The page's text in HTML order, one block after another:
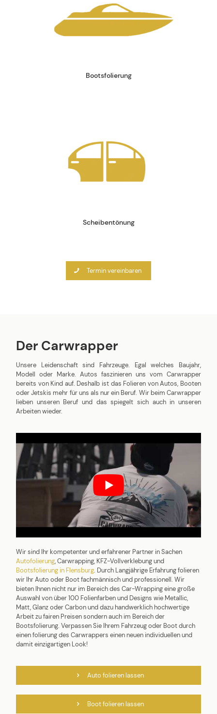
Bootsfolierung
Scheibentönung
Termin vereinbaren
Der Carwrapper
Unsere Leidenschaft sind Fahrzeuge. Egal welches Baujahr,
Modell oder Marke. Autos faszinieren uns vom Carwrapper
bereits von Kind auf. Deshalb ist das Folieren von Autos, Booten
oder Jetskis mehr für uns als nur ein Beruf. Wir beim Carwrapper
lieben unseren Beruf und das spiegelt sich auch in unseren
Arbeiten wieder.
Wir sind Ihr kompetenter und erfahrener Partner in Sachen
Autofolierung, Carwrapping, KFZ-Vollverklebung und
Bootsfolierung in Flensburg. Durch Langjährige Erfahrung folieren
wir Ihr Auto oder Boot fachmännisch und professionell. Wir
bieten Ihnen nicht nur im Bereich des Car-Wrapping eine große
Auswahl von über 100 Folienfarben und Designs wie Metallic,
Matt, Glanz oder Carbon und dazu handwerklich hochwertige
Arbeit zu fairen Preisen sondern auch im Bereich der
Bootsfolierung. Verpassen Sie Ihrem Fahrzeug oder Boot durch
einen folierung des Carwrappers einen neuen individuellen und
damit einzigartigen Look!
Auto folieren lassen
Boot folieren lassen